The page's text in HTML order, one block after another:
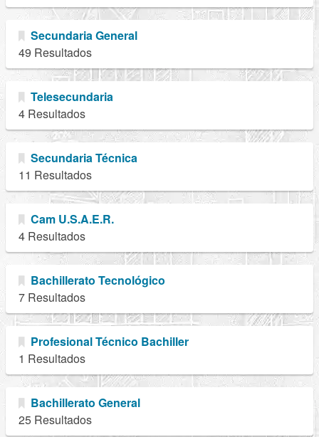
Secundaria General
49 Resultados
Telesecundaria
4 Resultados
Secundaria Técnica
11 Resultados
Cam U.S.A.E.R.
4 Resultados
Bachillerato Tecnológico
7 Resultados
Profesional Técnico Bachiller
1 Resultados
Bachillerato General
25 Resultados